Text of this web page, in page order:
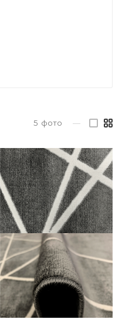
5 фото —